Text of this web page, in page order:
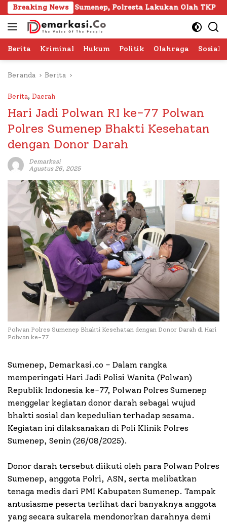
Langsung
ke
konten
Breaking News
Sumenep, Polresta Lakukan Olah TKP 103
Berita Kriminal Hukum Politik Olahraga Sosial
Beranda Berita
Berita, Daerah
Hari Jadi Polwan RI ke-77 Polwan
Polres Sumenep Bhakti Kesehatan
dengan Donor Darah
Demarkasi
Agustus 26, 2025
Polwan Polres Sumenep Bhakti Kesehatan dengan Donor Darah di Hari
Polwan ke-77
Sumenep, Demarkasi.co – Dalam rangka
memperingati Hari Jadi Polisi Wanita (Polwan)
Republik Indonesia ke-77, Polwan Polres Sumenep
menggelar kegiatan donor darah sebagai wujud
bhakti sosial dan kepedulian terhadap sesama.
Kegiatan ini dilaksanakan di Poli Klinik Polres
Sumenep, Senin (26/08/2025).
Donor darah tersebut diikuti oleh para Polwan Polres
Sumenep, anggota Polri, ASN, serta melibatkan
tenaga medis dari PMI Kabupaten Sumenep. Tampak
antusiasme peserta terlihat dari banyaknya anggota
yang secara sukarela mendonorkan darahnya demi